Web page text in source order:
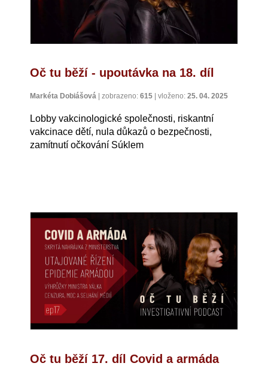
Oč tu běží - upoutávka na 18. díl
Markéta Dobiášová zobrazeno: 615 vloženo: 25. 04. 2025
Lobby vakcinologické společnosti, riskantní
vakcinace dětí, nula důkazů o bezpečnosti,
zamítnutí očkování Súklem
Oč tu běží 17. díl Covid a armáda